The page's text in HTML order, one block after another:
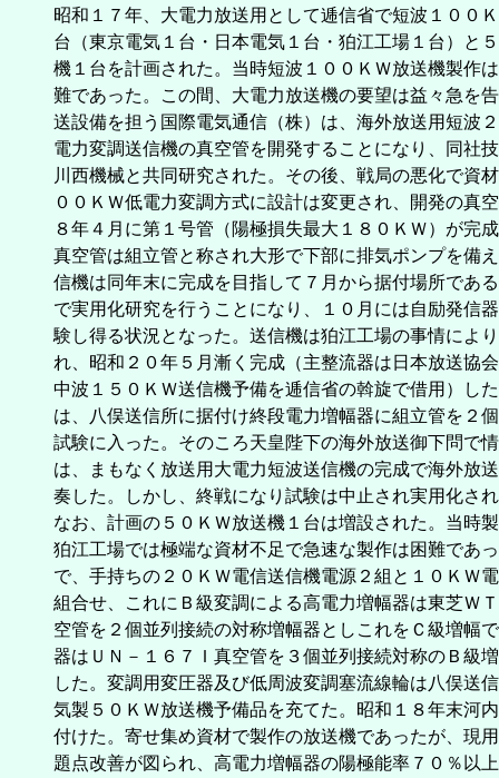
昭和１７年、大電力放送用として逓信省で短波１００
台（東京電気１台・日本電気１台・狛江工場１台）と
機１台を計画された。当時短波１００ＫＷ放送機製作
難であった。この間、大電力放送機の要望は益々急を
送設備を担う国際電気通信（株）は、海外放送用短波
電力変調送信機の真空管を開発することになり、同社
川西機械と共同研究された。その後、戦局の悪化で資
００ＫＷ低電力変調方式に設計は変更され、開発の真
８年４月に第１号管（陽極損失最大１８０ＫＷ）が完
真空管は組立管と称され大形で下部に排気ポンプを備
信機は同年末に完成を目指して７月から据付場所であ
で実用化研究を行うことになり、１０月には自励発信
験し得る状況となった。送信機は狛江工場の事情によ
れ、昭和２０年５月漸く完成（主整流器は日本放送協
中波１５０ＫＷ送信機予備を逓信省の斡旋で借用）し
は、八俣送信所に据付け終段電力増幅器に組立管を２
試験に入った。そのころ天皇陛下の海外放送御下問で
は、まもなく放送用大電力短波送信機の完成で海外放
奏した。しかし、終戦になり試験は中止され実用化さ
なお、計画の５０ＫＷ放送機１台は増設された。当時
狛江工場では極端な資材不足で急速な製作は困難であ
で、手持ちの２０ＫＷ電信送信機電源２組と１０ＫＷ
組合せ、これにＢ級変調による高電力増幅器は東芝Ｗ
空管を２個並列接続の対称増幅器としこれをＣ級増幅
器はＵＮ－１６７Ｉ真空管を３個並列接続対称のＢ級
した。変調用変圧器及び低周波変調塞流線輪は八俣送
気製５０ＫＷ放送機予備品を充てた。昭和１８年末河
付けた。寄せ集め資材で製作の放送機であったが、現
題点改善が図られ、高電力増幅器の陽極能率７０％以